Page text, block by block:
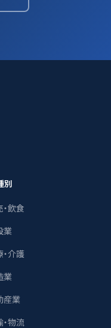
別
・飲食
業
・介護
業
産業
・物流